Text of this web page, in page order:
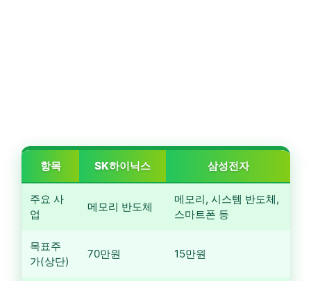
항목 SK하이닉스 삼성전자
주요 사
업
메모리 반도체
메모리, 시스템 반도체,
스마트폰 등
목표주
가(상단)
70만원 15만원